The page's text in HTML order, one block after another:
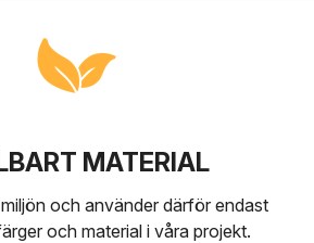
MATERIAL
och använder därför endast
och material i våra projekt.